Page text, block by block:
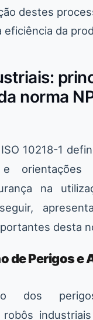
destes
eficiência da
norma
10218-1
orientações
na
desta
de Perigos e
dos
robôs